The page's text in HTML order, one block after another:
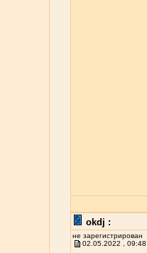
okdj :
не зарегистрирован
02.05.2022 , 09:48